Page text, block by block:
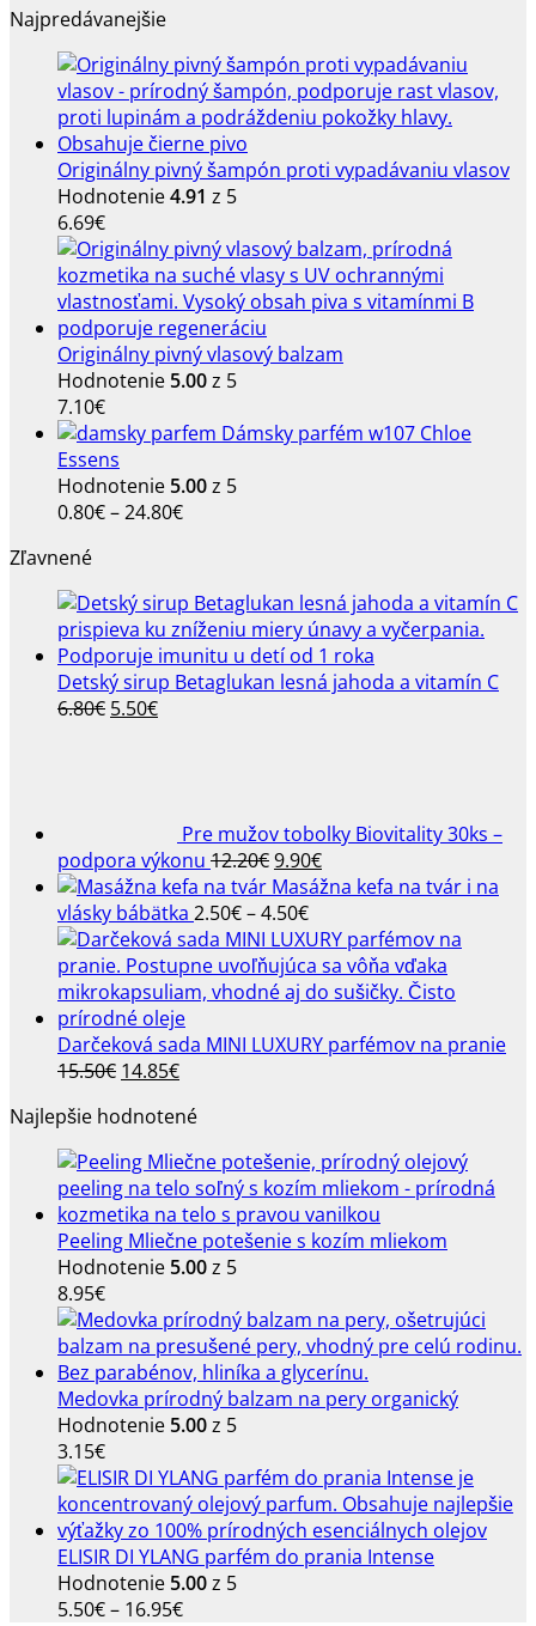
Najpredávanejšie
Originálny pivný šampón proti vypadávaniu vlasov
Hodnotenie4.91 z 5
6.69€
Originálny pivný vlasový balzam
Hodnotenie 5.00z 5
7.10€
Dámsky parfém w107 Chloe
Essens
Hodnotenie 5.00z 5
0.80€–24.80€Price
through
24.80€
Zľavnené
Detský sirup Betaglukan lesná jahoda a vitamín C
6.80€ Pôvodná
5.50€Aktuálna
Pre mužov tobolky Biovitality 30ks –
podpora výkonu 12.20€Pôvodná
cena
bola:
12.20€.
9.90€Aktuálna
cena
9.90€.
Masážna kefa na tvár i na
vlásky bábätka 2.50€–4.50€Price
range:
2.50€
through
Darčeková sada MINI LUXURY parfémov na pranie
15.50€ Pôvodná
bola:
15.50€.
14.85€Aktuálna
je:
14.85€.
Najlepšie hodnotené
Peeling Mliečne potešenie s kozím mliekom
Hodnotenie 5.00z 5
8.95€
Medovka prírodný balzam na pery organický
Hodnotenie 5.00z 5
3.15€
ELISIR DI YLANG parfém do prania Intense
Hodnotenie 5.00z 5
5.50€– 16.95€Price